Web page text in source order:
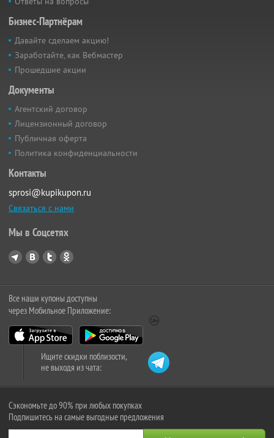
Бизнес-Партнёрам
Давайте сделаем акцию!
Заработайте, как Вебмастер
Прошедшие акции
Документы
Агентский договор
Лицензионный договор
Публичная оферта
Политика конфиденциальности
Контакты
sprosi@kupikupon.ru
Связаться с нами
Мы в Соцсетях
Все наши купоны доступны
через Мобильное Приложение:
Ищите скидки поблизости,
не выходя из чата:
Сэкономьте до 90% при любых покупках
Подпишитесь на самые выгодные предложения